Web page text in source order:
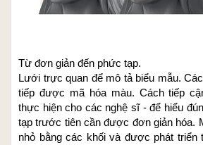
Từ đơn giản đến phức tạp.
Lưới trực quan để mô tả biểu mẫu.
tiếp được mã hóa màu. Cách tiếp
thực hiện cho các nghệ sĩ - để hiểu
tạp trước tiên cần được đơn giản hóa.
nhỏ bằng các khối và được phát triển